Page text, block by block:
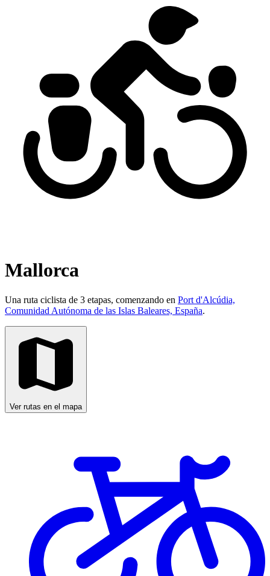
Mallorca
Una ruta ciclista de 3 etapas, comenzando en Port d'Alcúdia,
Comunidad Autónoma de las Islas Baleares, España.
Ver rutas en el mapa